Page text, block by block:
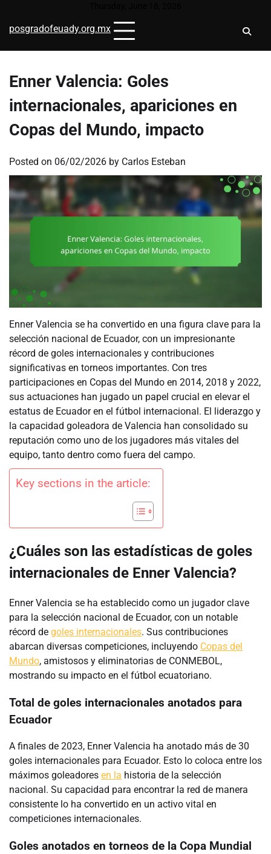
content
posgradofeuady.org.mx
Enner Valencia: Goles
internacionales, apariciones en
Copas del Mundo, impacto
Posted on 06/02/2026 by Carlos Esteban
Enner Valencia se ha convertido en una figura clave para la
selección nacional de Ecuador, con un impresionante
récord de goles internacionales y contribuciones
significativas en torneos importantes. Con tres
participaciones en Copas del Mundo en 2014, 2018 y 2022,
sus actuaciones han jugado un papel crucial en elevar el
estatus de Ecuador en el fútbol internacional. El liderazgo y
la capacidad goleadora de Valencia han consolidado su
reputación como uno de los jugadores más vitales del
equipo, tanto dentro como fuera del campo.
Key sections in the article:
¿Cuáles son las estadísticas de goles
internacionales de Enner Valencia?
Enner Valencia se ha establecido como un jugador clave
para la selección nacional de Ecuador, con un notable
récord de goles internacionales. Sus contribuciones
abarcan diversas competiciones, incluyendo Copas del
Mundo, amistosos y eliminatorias de CONMEBOL,
mostrando su impacto en el fútbol ecuatoriano.
Total de goles internacionales anotados para
Ecuador
A finales de 2023, Enner Valencia ha anotado más de 30
goles internacionales para Ecuador. Esto lo coloca entre los
máximos goleadores en la historia de la selección
nacional. Su capacidad para encontrar la red de manera
consistente lo ha convertido en un activo vital en
competiciones internacionales.
Goles anotados en torneos de la Copa Mundial